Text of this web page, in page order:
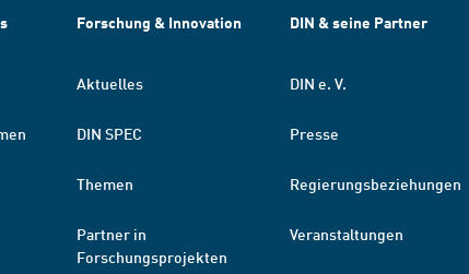
Forschung & Innovation
Aktuelles
DIN SPEC
Themen
Partner in
Forschungsprojekten
DIN & seine Partner
DIN e. V.
Presse
Regierungsbeziehungen
Veranstaltungen